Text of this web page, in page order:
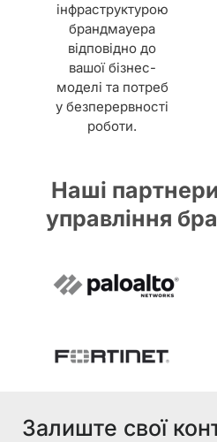
інфраструктурою
брандмауера
відповідно до
вашої бізнес-
моделі та потреб
у безперервності
роботи.
Наші
управління
Залиште свої